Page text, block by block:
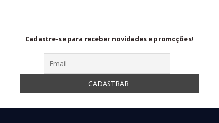
Cadastre-se para receber novidades e promoções!